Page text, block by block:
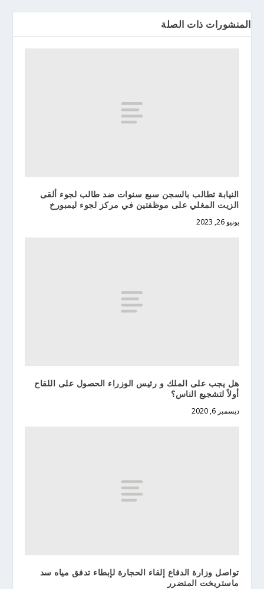
المنشورات ذات الصلة
النيابة تطالب بالسجن سبع سنوات ضد طالب لجوء ألقى
الزيت المغلي على موظفتين في مركز لجوء ليمبورخ
يونيو 26, 2023
هل يجب على الملك و رئيس الوزراء الحصول على اللقاح
أولاً لتشجيع الناس؟
ديسمبر 6, 2020
تواصل وزارة الدفاع إلقاء الحجارة لإبطاء تدفق مياه سد
ماستريخت المتضرر